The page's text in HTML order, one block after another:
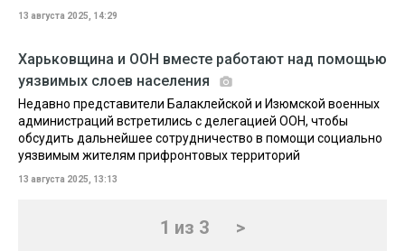
13 августа 2025, 14:29
Харьковщина и ООН вместе работают над помощью
уязвимых слоев населения
Недавно представители Балаклейской и Изюмской военных
администраций встретились с делегацией ООН, чтобы
обсудить дальнейшее сотрудничество в помощи социально
уязвимым жителям прифронтовых территорий
13 августа 2025, 13:13
1 из 3 >